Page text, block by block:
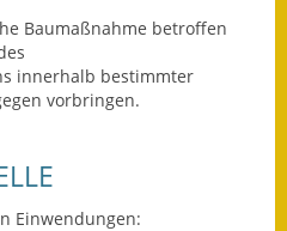
Ausweichfahrplan
Buslinie 168
Zahlen und Fakten
Baumaßnahme betroffen
innerhalb bestimmter
vorbringen.
Einwendungen: